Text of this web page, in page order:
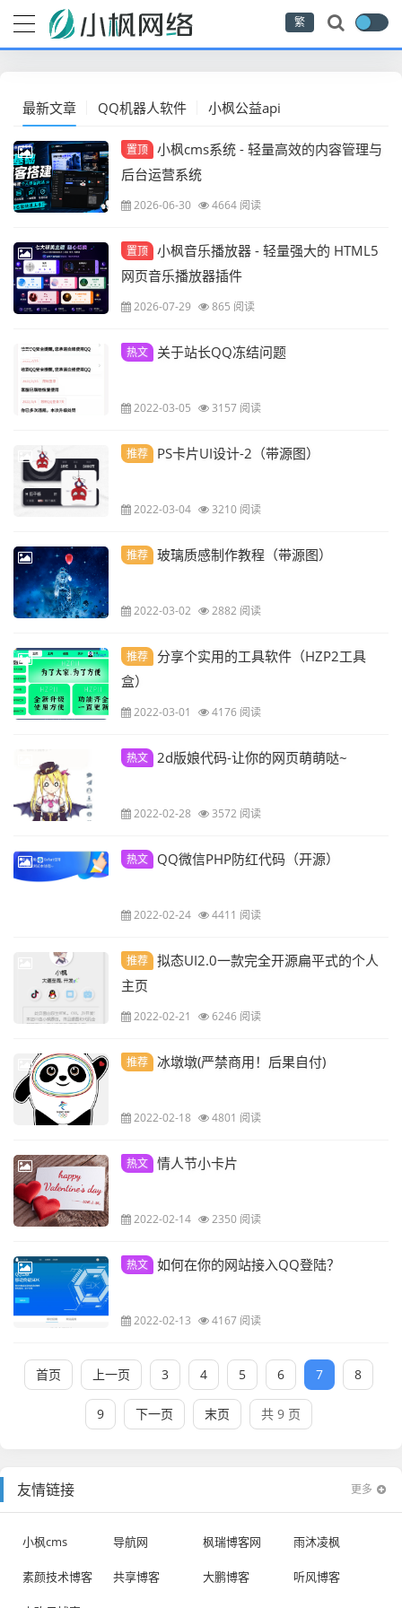
繁
最新文章 QQ机器人软件 小枫公益api
置顶 小枫cms系统 - 轻量高效的内容管理与
后台运营系统
2026-06-30 4664 阅读
置顶 小枫音乐播放器 - 轻量强大的 HTML5
网页音乐播放器插件
2026-07-29 865 阅读
热文 关于站长QQ冻结问题
2022-03-05 3157 阅读
推荐 PS卡片UI设计-2（带源图）
2022-03-04 3210 阅读
推荐 玻璃质感制作教程（带源图）
2022-03-02 2882 阅读
推荐
分享个实用的工具软件（HZP2工具
盒）
2022-03-01 4176 阅读
热文 2d版娘代码-让你的网页萌萌哒~
2022-02-28 3572 阅读
热文 QQ微信PHP防红代码（开源）
2022-02-24 4411 阅读
推荐 拟态UI2.0一款完全开源扁平式的个人
主页
2022-02-21 6246 阅读
推荐 冰墩墩(严禁商用！后果自付)
2022-02-18 4801 阅读
热文 情人节小卡片
2022-02-14 2350 阅读
热文 如何在你的网站接入QQ登陆？
2022-02-13 4167 阅读
首页 上一页 3 4 5 6 7 8
9 下一页 末页 共 9 页
友情链接 更多
小枫cms 导航网 枫瑞博客网 雨沐凌枫
素颜技术博客 共享博客 大鹏博客 听风博客